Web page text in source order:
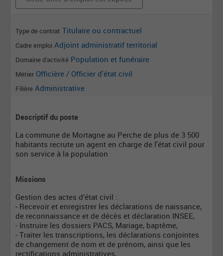
Type de contrat Titulaire ou contractuel
Cadre emploi Adjoint administratif territorial
Domaine d'activité Population et funéraire
Métier Officière / Officier d'état civil
Filière Administrative
Descriptif du poste
La commune de Mortagne au Perche de plus de 3 500
habitants recrute un agent en charge de l'état civil pour
son service à la population
Missions
Gestion des actes d’état civil :
- Recevoir et enregistrer les déclarations de naissance,
de reconnaissance et de décès et déclaration INSEE,
- Instruire les dossiers PACS, Mariage, baptême,
- Traiter les transcriptions, les déclarations conjointes
de changement de nom et de prénom, ainsi que les
rectifications administratives,